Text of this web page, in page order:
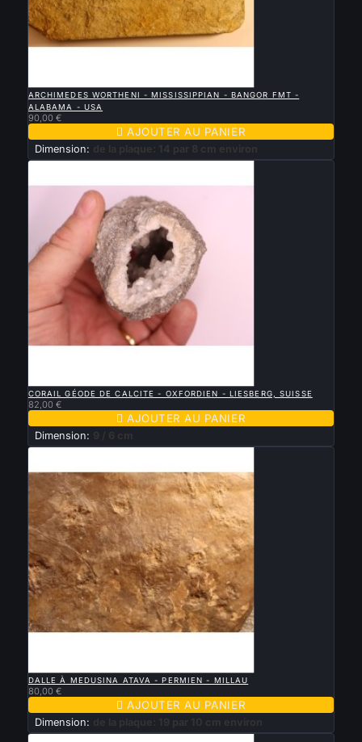
ARCHIMEDES WORTHENI - MISSISSIPPIAN - BANGOR FMT -
ALABAMA - USA
90,00 €
 AJOUTER AU PANIER
Dimension: de la plaque: 14 par 8 cm environ
CORAIL GÉODE DE CALCITE - OXFORDIEN - LIESBERG, SUISSE
82,00 €
 AJOUTER AU PANIER
Dimension: 9 / 6 cm
DALLE À MEDUSINA ATAVA - PERMIEN - MILLAU
80,00 €
 AJOUTER AU PANIER
Dimension: de la plaque: 19 par 10 cm environ